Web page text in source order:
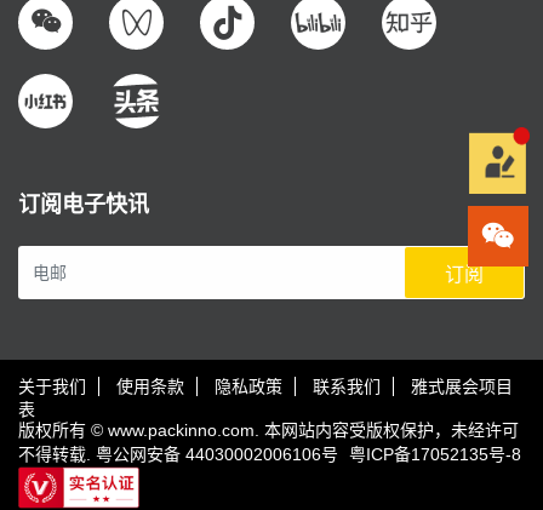
订阅电子快讯
订阅
关于我们 使用条款 隐私政策 联系我们
雅式展会项目
表
版权所有 © www.packinno.com. 本网站内容受版权保护，未经许可
不得转载. 粤公网安备 44030002006106号 粤ICP备17052135号-8